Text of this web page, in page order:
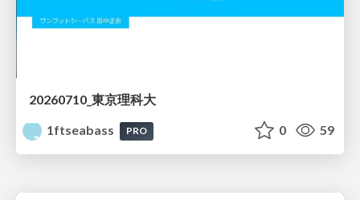
20260710_東京理科大
1ftseabass
PRO 0 59